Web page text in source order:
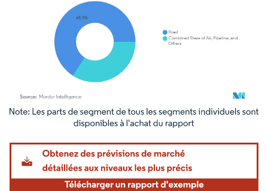
Image © Mordor Intelligence. La réutilisation nécessite une attribution sous CC BY